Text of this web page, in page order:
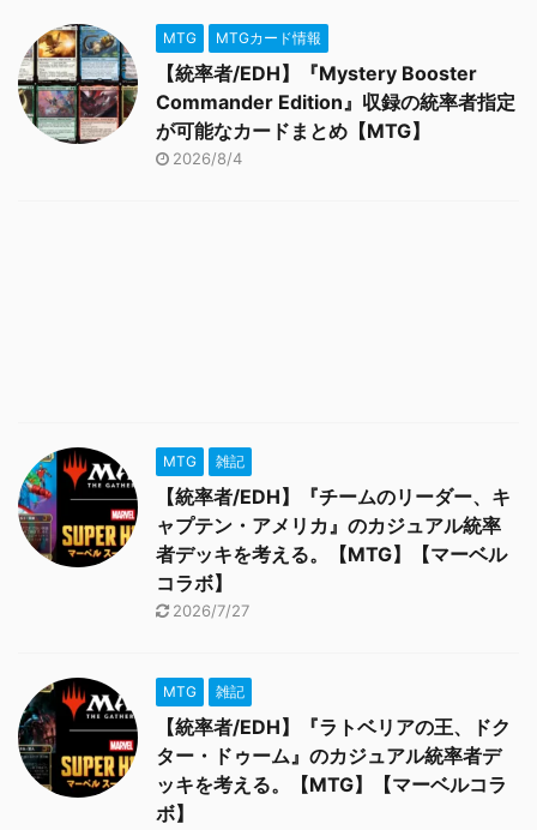
MTG MTGカード情報
【統率者/EDH】『Mystery Booster
Commander Edition』収録の統率者指定
が可能なカードまとめ【MTG】
2026/8/4
MTG 雑記
【統率者/EDH】『チームのリーダー、キ
ャプテン・アメリカ』のカジュアル統率
者デッキを考える。【MTG】【マーベル
コラボ】
2026/7/27
MTG 雑記
【統率者/EDH】『ラトベリアの王、ドク
ター・ドゥーム』のカジュアル統率者デ
ッキを考える。【MTG】【マーベルコラ
ボ】